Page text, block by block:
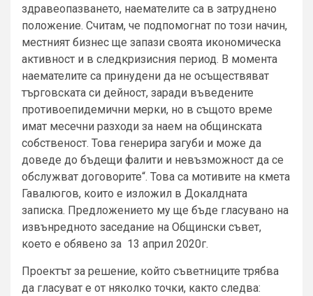
здравеопазването, наемателите са в затруднено
положение. Считам, че подпомогнат по този начин,
местният бизнес ще запази своята икономическа
активност и в следкризисния период. В момента
наемателите са принудени да не осъществяват
търговската си дейност, заради въведените
противоепидемични мерки, но в същото време
имат месечни разходи за наем на общинската
собственост. Това генерира загуби и може да
доведе до бъдещи фалити и невъзможност да се
обслужват договорите“. Това са мотивите на кмета
Гавалюгов, които е изложил в Докалдната
записка. Предложението му ще бъде гласувано на
извънредното заседание на Общински съвет,
което е обявено за 13 април 2020г.
Проектът за решение, който съветниците трябва
да гласуват е от няколко точки, както следва: